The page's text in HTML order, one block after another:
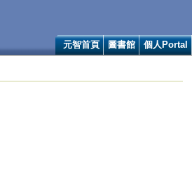
元智首頁 圖書館 個人Portal